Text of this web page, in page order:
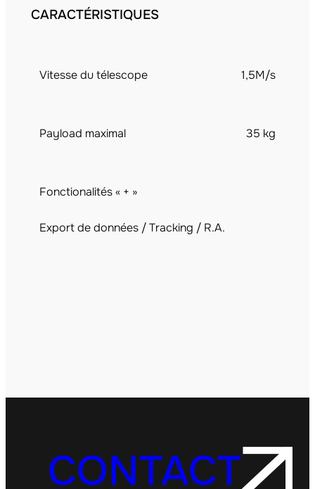
CARACTÉRISTIQUES
Vitesse du télescope 1,5M/s
Payload maximal 35 kg
Fonctionalités « + »
Export de données / Tracking / R.A.
CONTACT